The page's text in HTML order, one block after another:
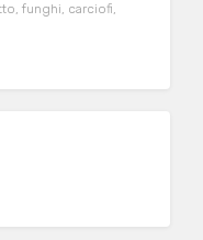
funghi, carciofi,